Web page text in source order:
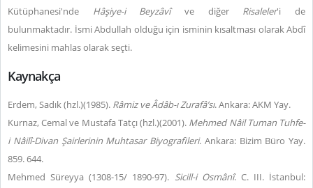
Kütüphanesi'nde Hâşiye-i Beyzâvîve diğer Risaleler'i de
bulunmaktadır. İsmi Abdullah olduğu için isminin kısaltması olarak Abdî
kelimesini mahlas olarak seçti.
Kaynakça
Erdem, Sadık (hzl.)(1985). Râmiz ve Âdâb-ı Zurafâ’sı. Ankara: AKM Yay.
Kurnaz, Cemal ve Mustafa Tatçı (hzl.)(2001). Mehmed Nâil Tuman Tuhfe-
i Nâilî-Divan Şairlerinin Muhtasar Biyografileri. Ankara: Bizim Büro Yay.
859. 644.
Mehmed Süreyya (1308-15/ 1890-97). Sicill-i Osmânî. C. III. İstanbul: